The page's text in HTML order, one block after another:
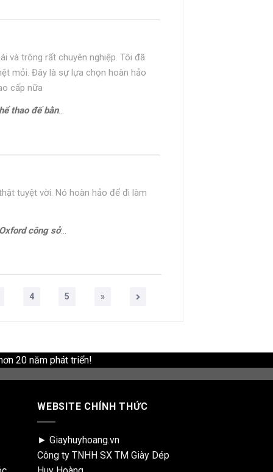
và trông rất chuyên nghiệp. Tôi đã
mỏi. Đây là sự lựa chọn hoàn hảo
cấp nữa
Sneaker CNES133
tuyệt vời. Nó hoàn hảo để đi làm
sở cao cấp ERIC
4 5 »
20 năm phát triển!
WEBSITE CHÍNH THỨC
► Giayhuyhoang.vn
Công ty TNHH SX TM Giày Dép